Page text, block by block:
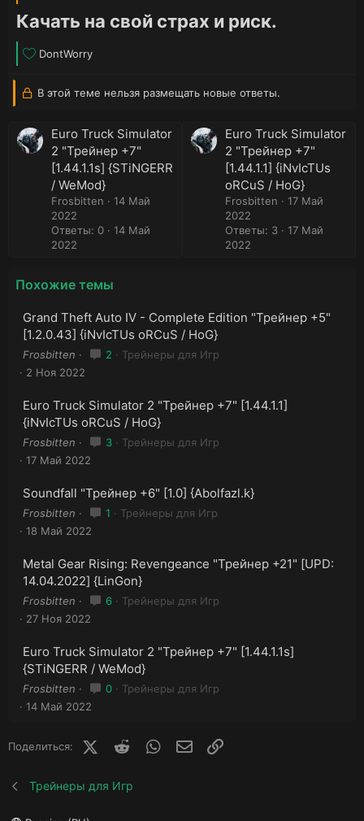
Качать на свой страх и риск.
Л
к
DontWorry
В этой теме нельзя размещать новые ответы.
Euro Truck Simulator
2 "Трейнер +7"
[1.44.1.1s] {STiNGERR
/ WeMod}
Frosbitten
14 Май
2022
Ответы: 0
14 Май
2022
Euro Truck Simulator
2 "Трейнер +7"
[1.44.1.1] {iNvIcTUs
oRCuS / HoG}
Frosbitten
17 Май
2022
Ответы: 3
17 Май
2022
Похожие темы
Grand Theft Auto IV - Complete Edition "Трейнер +5"
[1.2.0.43] {iNvIcTUs oRCuS / HoG}
Frosbitten 2
Трейнеры для Игр
2 Ноя 2022
Euro Truck Simulator 2 "Трейнер +7" [1.44.1.1]
{iNvIcTUs oRCuS / HoG}
Frosbitten 3
Трейнеры для Игр
17 Май 2022
Soundfall "Трейнер +6" [1.0] {Abolfazl.k}
Frosbitten 1
Трейнеры для Игр
18 Май 2022
Metal Gear Rising: Revengeance "Трейнер +21" [UPD:
14.04.2022] {LinGon}
Frosbitten 6
Трейнеры для Игр
27 Ноя 2022
Euro Truck Simulator 2 "Трейнер +7" [1.44.1.1s]
{STiNGERR / WeMod}
Frosbitten 0
Трейнеры для Игр
14 Май 2022
Поделиться: X (Twitter)Reddit WhatsApp
E-mail
Трейнеры для Игр